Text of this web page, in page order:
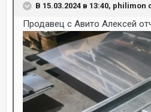
В 15.03.2024 в 13:40, philimon
Продавец с Авито Алексей